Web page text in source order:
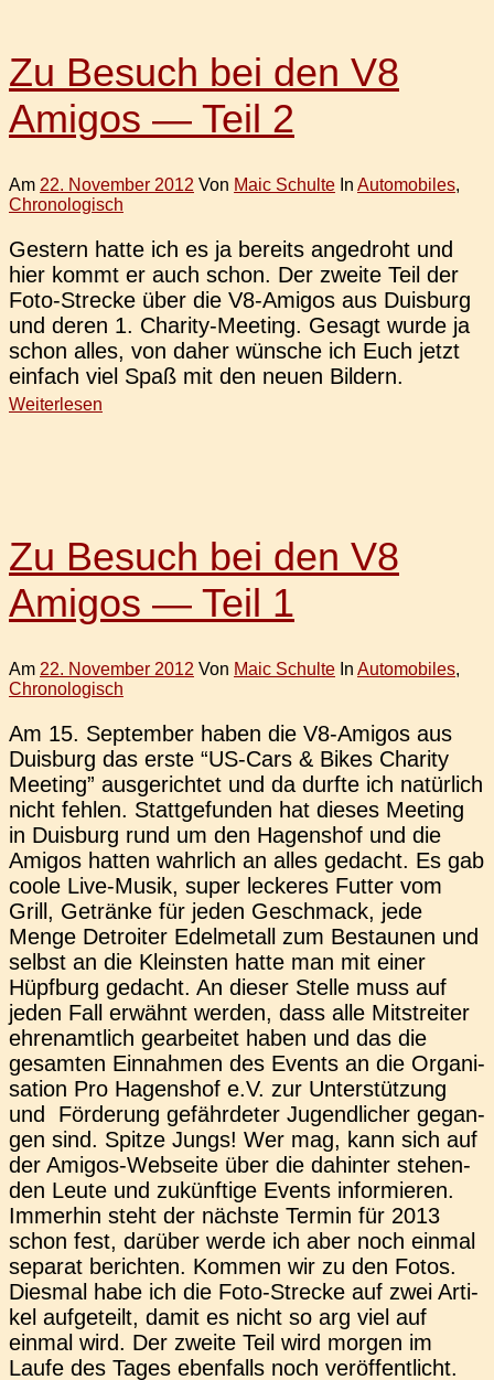
Zu Besuch bei den V8
Amigos — Teil 2
Am 22. November 2012 Von Maic Schulte In Automobiles,
Chronologisch
Ges­tern hatte ich es ja bereits ange­droht und
hier kommt er auch schon. Der zweite Teil der
Foto-Stre­­cke über die V8-Amigos aus Duis­burg
und deren 1. Cha­ri­ty-Mee­ting. Gesagt wurde ja
schon alles, von daher wün­sche ich Euch jetzt
ein­fach viel Spaß mit den neuen Bildern.
Weiterlesen
Zu Besuch bei den V8
Amigos — Teil 1
Am 22. November 2012 Von Maic Schulte In Automobiles,
Chronologisch
Am 15. Sep­tem­ber haben die V8-Amigos aus
Duis­burg das erste “US-Cars & Bikes Cha­ri­ty
Mee­ting” aus­ge­rich­tet und da durfte ich natür­lich
nicht fehlen. Statt­ge­fun­den hat dieses Mee­ting
in Duis­burg rund um den Hagens­hof und die
Amigos hatten wahr­lich an alles gedacht. Es gab
coole Live-Musik, super lecke­res Futter vom
Grill, Geträn­ke für jeden Geschmack, jede
Menge Detroi­ter Edel­me­tall zum Bestau­nen und
selbst an die Kleins­ten hatte man mit einer
Hüpf­burg gedacht. An dieser Stelle muss auf
jeden Fall erwähnt werden, dass alle Mit­strei­ter
ehren­amt­lich gear­bei­tet haben und das die
gesam­ten Ein­nah­men des Events an die Orga­ni­
sa­ti­on Pro Hagens­hof e.V. zur Unter­stüt­zung
und För­de­rung gefähr­de­ter Jugend­li­cher gegan­
gen sind. Spitze Jungs! Wer mag, kann sich auf
der Amigos-Web­­sei­­te über die dahin­ter ste­hen­
den Leute und zukünf­ti­ge Events infor­mie­ren.
Immer­hin steht der nächs­te Termin für 2013
schon fest, dar­über werde ich aber noch einmal
sepa­rat berich­ten. Kommen wir zu den Fotos.
Dies­mal habe ich die Foto-Stre­­cke auf zwei Arti­
kel auf­ge­teilt, damit es nicht so arg viel auf
einmal wird. Der zweite Teil wird morgen im
Laufe des Tages eben­falls noch ver­öf­fent­licht.